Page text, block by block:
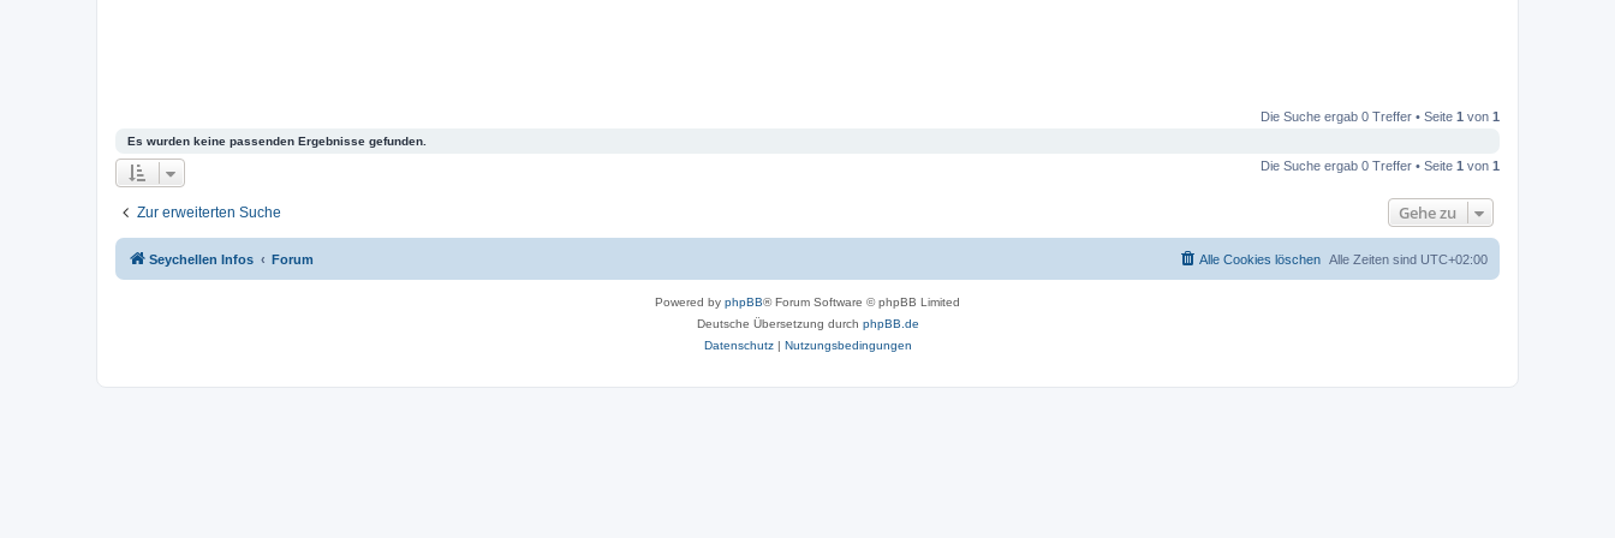
Die Suche ergab 0 Treffer • Seite 1 von 1
Es wurden keine passenden Ergebnisse gefunden.
Die Suche ergab 0 Treffer • Seite 1 von 1
Zur erweiterten Suche Gehe zu
Seychellen Infos Forum Alle Zeiten sind UTC+02:00
Alle Cookies löschen
Powered by phpBB® Forum Software © phpBB Limited
Deutsche Übersetzung durch phpBB.de
Datenschutz| Nutzungsbedingungen